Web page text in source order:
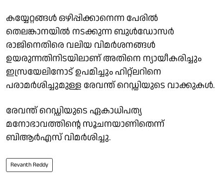
കയ്യേറ്റങ്ങള്‍ ഒഴിപ്പിക്കാനെന്ന പേരില്‍
തെലങ്കാനയില്‍ നടക്കുന്ന ബുള്‍ഡോസര്‍
രാജിനെതിരെ വലിയ വിമര്‍ശനങ്ങള്‍
ഉയരുന്നതിനിടയിലാണ് അതിനെ ന്യായീകരിച്ചും
ഇസ്രയേലിനോട് ഉപമിച്ചും ഹിറ്റ്‌ലറിനെ
പരാമര്‍ശിച്ചുമുള്ള രേവന്ത് റെഡ്ഡിയുടെ വാക്കുകള്‍.
രേവന്ത് റെഡ്ഡിയുടെ ഏകാധിപത്യ
മനോഭാവത്തിന്റെ സൂചനയാണിതെന്ന്
ബിആര്‍എസ് വിമര്‍ശിച്ചു.
Revanth Reddy